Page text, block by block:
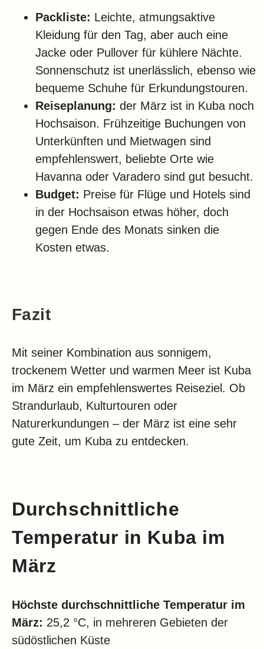
Packliste: Leichte, atmungsaktive
Kleidung für den Tag, aber auch eine
Jacke oder Pullover für kühlere Nächte.
Sonnenschutz ist unerlässlich, ebenso wie
bequeme Schuhe für Erkundungstouren.
Reiseplanung: der März ist in Kuba noch
Hochsaison. Frühzeitige Buchungen von
Unterkünften und Mietwagen sind
empfehlenswert, beliebte Orte wie
Havanna oder Varadero sind gut besucht.
Budget: Preise für Flüge und Hotels sind
in der Hochsaison etwas höher, doch
gegen Ende des Monats sinken die
Kosten etwas.
Fazit
Mit seiner Kombination aus sonnigem,
trockenem Wetter und warmen Meer ist Kuba
im März ein empfehlenswertes Reiseziel. Ob
Strandurlaub, Kulturtouren oder
Naturerkundungen – der März ist eine sehr
gute Zeit, um Kuba zu entdecken.
Durchschnittliche
Temperatur in Kuba im
März
Höchste durchschnittliche Temperatur im
März: 25,2 °C, in mehreren Gebieten der
südöstlichen Küste